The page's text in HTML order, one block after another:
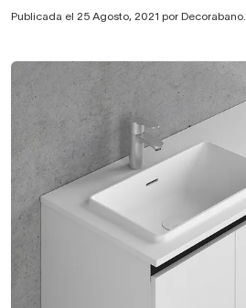
Publicada el 25 Agosto, 2021 por Decorabano.